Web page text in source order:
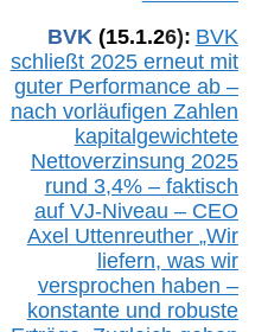
BVK (15.1.26): BVK
schließt 2025 erneut mit
guter Performance ab –
nach vorläufigen Zahlen
kapitalgewichtete
Nettoverzinsung 2025
rund 3,4% – faktisch
auf VJ-Niveau – CEO
Axel Uttenreuther „Wir
liefern, was wir
versprochen haben –
konstante und robuste